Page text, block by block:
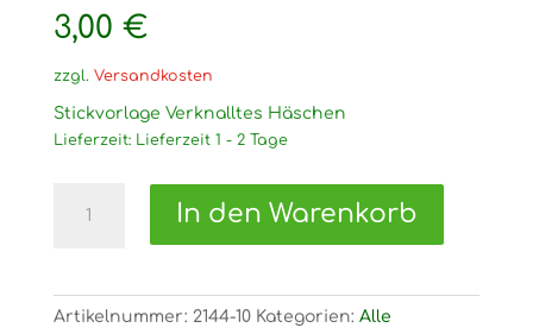
3,00 €
zzgl. Versandkosten
Stickvorlage Verknalltes Häschen
Lieferzeit: Lieferzeit 1 - 2 Tage
Stickvorlage
Menge
In den Warenkorb
Artikelnummer: 2144-10 Kategorien: Alle